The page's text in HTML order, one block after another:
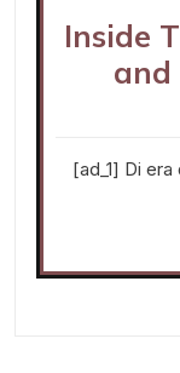
Inside
and
[ad_1] Di